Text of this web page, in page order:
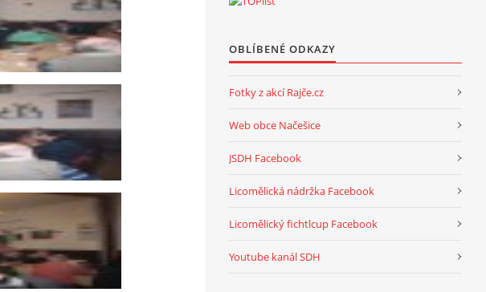
OBLÍBENÉ ODKAZY
Fotky z akcí Rajče.cz
Web obce Načešice
JSDH Facebook
Licomělická nádržka Facebook
Licomělický fichtlcup Facebook
Youtube kanál SDH